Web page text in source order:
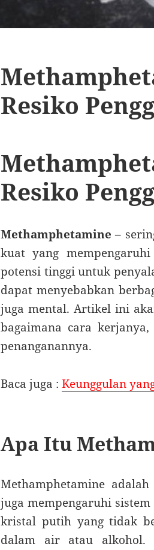
Resiko
Resiko
Methamphetamine –
kuat yang
potensi tinggi untuk
dapat menyebabkan
juga mental. Artikel ini
bagaimana cara
penanganannya.
Baca juga :Keunggulan
Apa Itu
Methamphetamine
juga mempengaruhi
kristal putih yang tidak
dalam air atau alkohol.